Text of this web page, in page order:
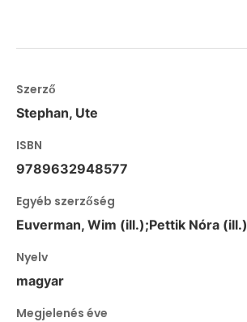
Szerző
Stephan, Ute
ISBN
9789632948577
Egyéb szerzőség
Euverman, Wim (ill.);Pettik Nóra (ill.)
Nyelv
magyar
Megjelenés éve